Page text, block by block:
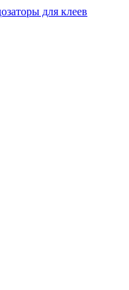
для клеев